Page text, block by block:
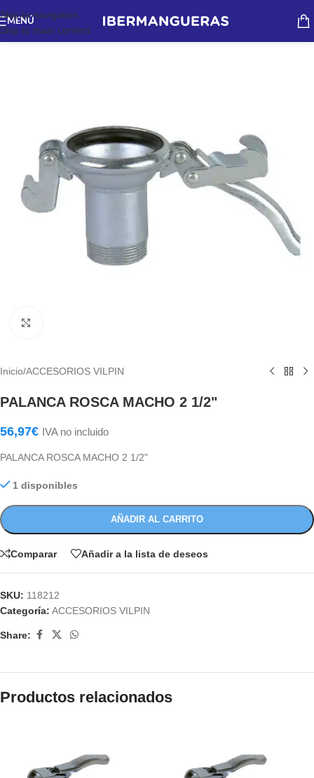
Skip to navigation
Skip to main content
MENÚ
Inicio/ACCESORIOS VILPIN
PALANCA ROSCA MACHO 2 1/2"
56,97€ IVA no incluido
PALANCA ROSCA MACHO 2 1/2"
1 disponibles
AÑADIR AL CARRITO
Comparar Añadir a la lista de deseos
SKU: 118212
Categoría: ACCESORIOS VILPIN
Share:
Productos relacionados